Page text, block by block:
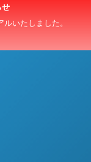
せ
いたしました。
U-15）大会